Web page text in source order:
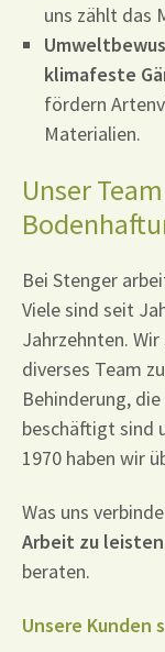
uns zählt das
klimafeste
fördern
Materialien.
Unser
Bei Stenger
Viele sind seit
Jahrzehnten.
diverses Team
Behinderung,
beschäftigt sind
1970 haben wir
Was uns
Arbeit zu leisten
beraten.
Unsere Kunden